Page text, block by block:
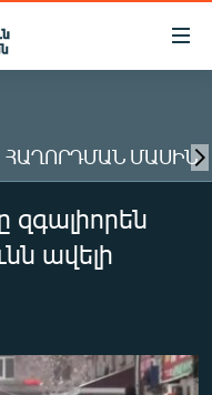
ՀԱՂՈՐԴՄԱՆ ՄԱՍԻՆ
զգալիորեն
ավելի